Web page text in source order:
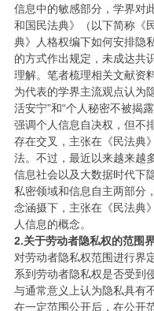
信息中的敏感部分，学界对
和国民法典》（以下简称《
典》人格权编下如何安排隐
的方式作出规定，未成达共
理解。笔者梳理相关文献资
为代表的学界主流观点认为
活安宁”和“个人秘密不被揭
强调个人信息自决权，但不
存在交叉，主张在《民法典
法。不过，最近以来越来越
信息社会以及大数据时代下
私密领域和信息自主两部分
念涵摄下，主张在《民法典
人信息的概念。
2.关于劳动者隐私权的范围
对劳动者隐私权范围进行界
系到劳动者隐私权是否受到
与通常意义上认为隐私具有
在一定范围公开后，在公开